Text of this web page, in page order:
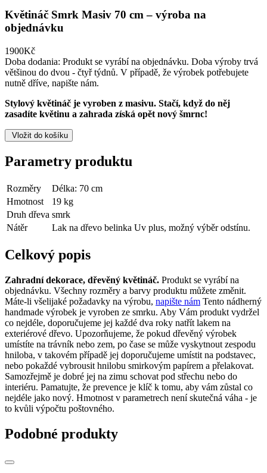
Květináč Smrk Masiv 70 cm – výroba na
objednávku
1900Kč
Doba dodania: Produkt se vyrábí na objednávku. Doba výroby trvá
většinou do dvou - čtyř týdnů. V případě, že výrobek potřebujete
nutně dříve, napište nám.
Stylový květináč je vyroben z masivu. Stačí, když do něj
zasadíte květinu a zahrada získá opět nový šmrnc!
Vložit do košíku
Parametry produktu
Rozměry
Délka: 70 cm
Hmotnost
19 kg
Druh dřeva smrk
Nátěr
Lak na dřevo belinka Uv plus, možný výběr odstínu.
Celkový popis
Zahradní dekorace, dřevěný květináč. Produkt se vyrábí na
objednávku. Všechny rozměry a barvy produktu můžete změnit.
Máte-li všelijaké požadavky na výrobu, napište nám Tento nádherný
handmade výrobek je vyroben ze smrku. Aby Vám produkt vydržel
co nejdéle, doporučujeme jej každé dva roky natřít lakem na
exteriérové ​​dřevo. Upozorňujeme, že pokud dřevěný výrobek
umístíte na trávník nebo zem, po čase se může vyskytnout zespodu
hniloba, v takovém případě jej doporučujeme umístit na podstavec,
nebo pokaždé vybrousit hnilobu smirkovým papírem a přelakovat.
Samozřejmě je dobré jej na zimu schovat pod střechu nebo do
interiéru. Pamatujte, že prevence je klíč k tomu, aby vám zůstal co
nejdéle jako nový. Hmotnost v parametrech není skutečná váha - je
to kvůli výpočtu poštovného.
Podobné produkty